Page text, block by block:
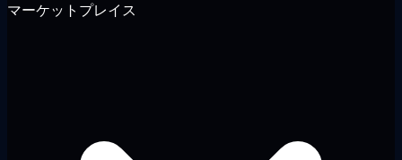
マーケットプレイス